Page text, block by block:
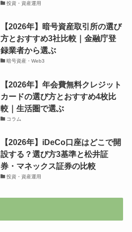
投資・資産運用
【2026年】暗号資産取引所の選び
方とおすすめ3社比較｜金融庁登
録業者から選ぶ
暗号資産・Web3
【2026年】年会費無料クレジット
カードの選び方とおすすめ4枚比
較｜生活圏で選ぶ
コラム
【2026年】iDeCo口座はどこで開
設する？選び方3基準と松井証
券・マネックス証券の比較
投資・資産運用